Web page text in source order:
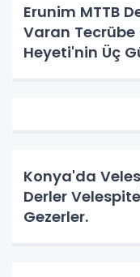
Erunim MTTB
Varan
Heyeti'nin Üç
Konya'da
Derler
Gezerler.